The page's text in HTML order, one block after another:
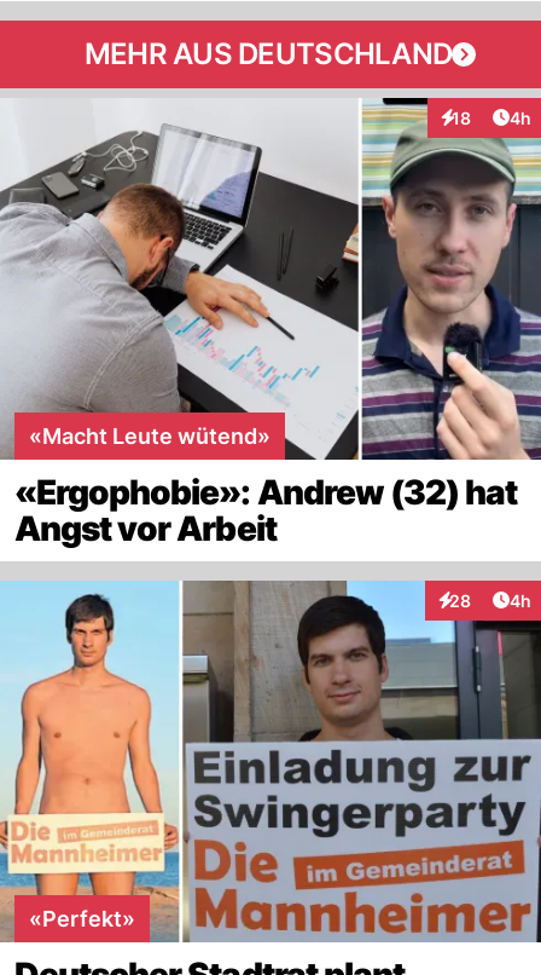
MEHR AUS DEUTSCHLAND
18
Interaktionen
4h
«Macht Leute wütend»
«Ergophobie»: Andrew (32) hat
Angst vor Arbeit
28
Interaktionen
4h
«Perfekt»